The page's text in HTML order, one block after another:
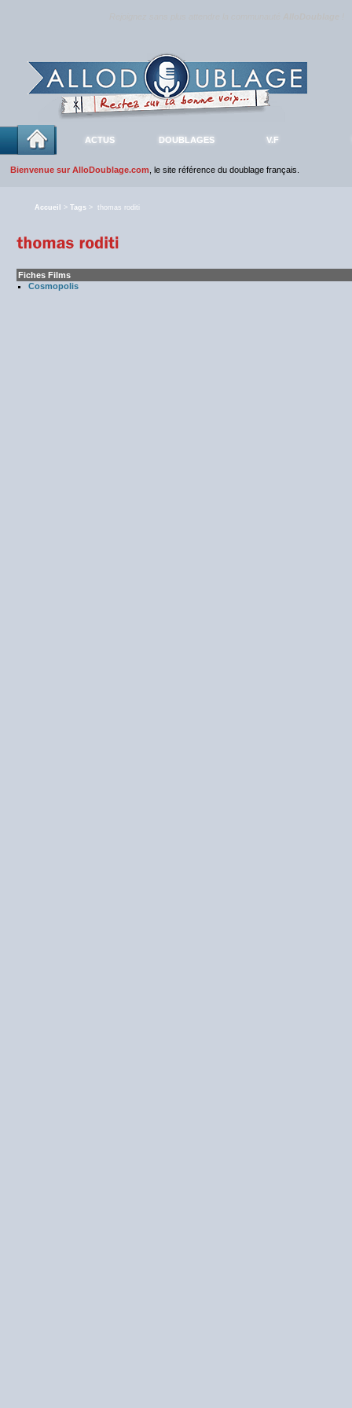
ACTUS DOUBLAGES V.F
Bienvenue sur AlloDoublage.com , le site référence du doublage français.
Accueil > Tags > thomas roditi
Fiches Films
Cosmopolis